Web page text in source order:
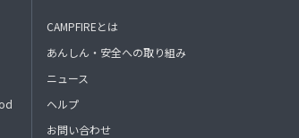
CAMPFIREとは
あんしん・安全への取り組み
ニュース
ヘルプ
お問い合わせ